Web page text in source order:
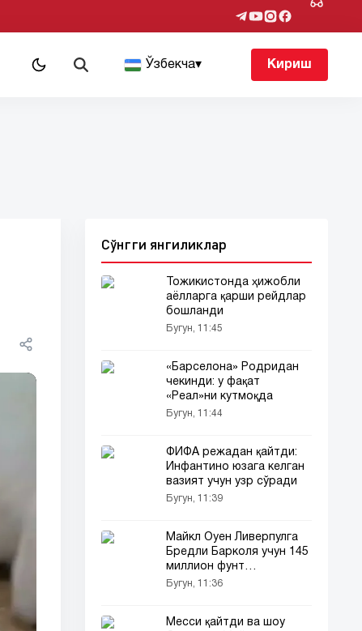
Ўзбекча▾ Кириш
Сўнгги янгиликлар
Тожикистонда ҳижобли
аёлларга қарши рейдлар
бошланди
Бугун, 11:45
«Барселона» Родридан
чекинди: у фақат
«Реал»ни кутмоқда
Бугун, 11:44
ФИФА режадан қайтди:
Инфантино юзага келган
вазият учун узр сўради
Бугун, 11:39
Майкл Оуен Ливерпулга
Бредли Барколя учун 145
миллион фунт
тўламасликни маслаҳат
Бугун, 11:36
Месси қайтди ва шоу